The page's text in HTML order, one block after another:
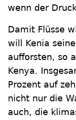
wenn der
Damit Flüsse
will Kenia
aufforsten, so
Kenya.
Prozent auf
nicht nur die
auch, die